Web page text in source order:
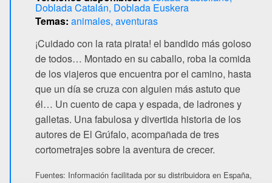
Doblada Catalán Doblada Euskera
Temas: animales aventuras
¡Cuidado con la rata pirata! el bandido más goloso
de todos… Montado en su caballo, roba la comida
de los viajeros que encuentra por el camino, hasta
que un día se cruza con alguien más astuto que
él… Un cuento de capa y espada, de ladrones y
galletas. Una fabulosa y divertida historia de los
autores de El Grúfalo, acompañada de tres
cortometrajes sobre la aventura de crecer.
Fuentes: Información facilitada por su distribuidora en España,